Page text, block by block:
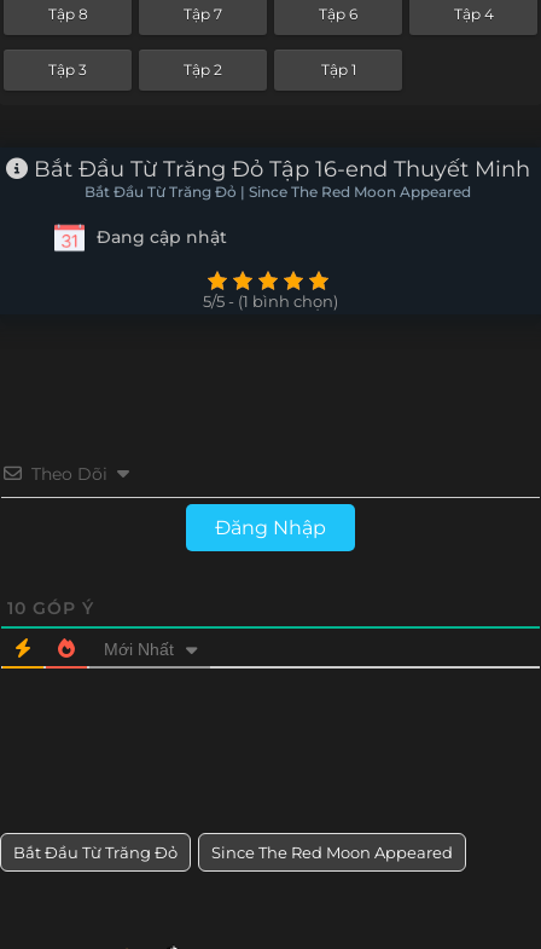
Tập 8 Tập 7 Tập 6 Tập 4
Tập 3 Tập 2 Tập 1
Bắt Đầu Từ Trăng Đỏ Tập 16-end Thuyết Minh
Bắt Đầu Từ Trăng Đỏ | Since The Red Moon Appeared
Đang cập nhật
5/5 - (1 bình chọn)
Theo Dõi
Đăng Nhập
10 GÓP Ý
Mới Nhất
Bắt Đầu Từ Trăng Đỏ Since The Red Moon Appeared